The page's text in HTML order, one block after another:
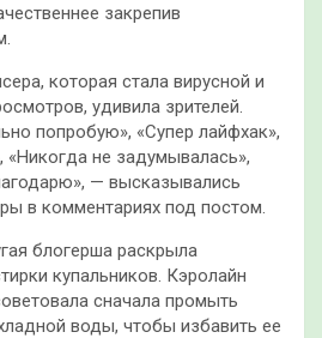
закрепив
которая стала вирусной и
удивила зрителей.
попробую», «Супер лайфхак»,
«Никогда не задумывалась»,
— высказывались
в комментариях под постом.
блогерша раскрыла
купальников. Кэролайн
сначала промыть
воды, чтобы избавить ее